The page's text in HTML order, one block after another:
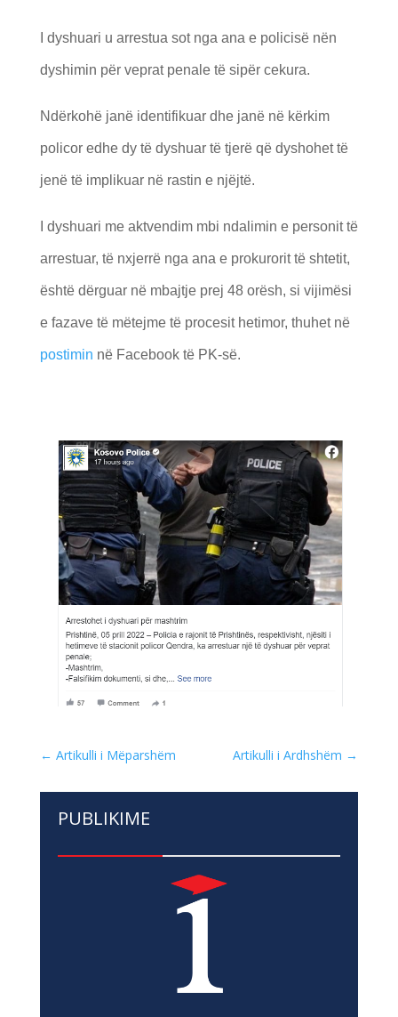
I dyshuari u arrestua sot nga ana e policisë nën
dyshimin për veprat penale të sipër cekura.
Ndërkohë janë identifikuar dhe janë në kërkim
policor edhe dy të dyshuar të tjerë që dyshohet të
jenë të implikuar në rastin e njëjtë.
I dyshuari me aktvendim mbi ndalimin e personit të
arrestuar, të nxjerrë nga ana e prokurorit të shtetit,
është dërguar në mbajtje prej 48 orësh, si vijimësi
e fazave të mëtejme të procesit hetimor, thuhet në
postimin në Facebook të PK-së.
← Artikulli i Mëparshëm Artikulli i Ardhshëm →
PUBLIKIME